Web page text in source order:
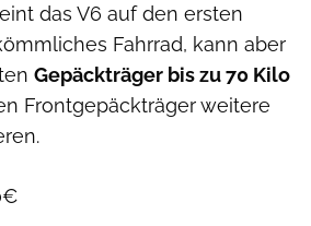
das V6 auf den ersten
Fahrrad, kann aber
Gepäckträger bis zu 70 Kilo
Frontgepäckträger weitere